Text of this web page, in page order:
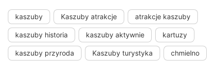
kaszuby Kaszuby atrakcje atrakcje kaszuby
kaszuby historia kaszuby aktywnie kartuzy
kaszuby przyroda Kaszuby turystyka chmielno